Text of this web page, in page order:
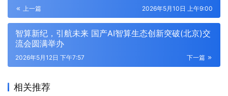
上一篇 2026年5月10日 上午9:00
智算新纪，引航未来 国产AI智算生态创新突破(北京)交
流会圆满举办
下一篇
2026年5月12日 下午7:57
相关推荐